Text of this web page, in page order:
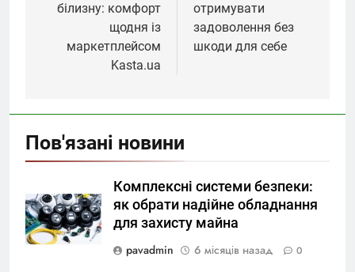
білизну: комфорт
щодня із
маркетплейсом
Kasta.ua
отримувати
задоволення без
шкоди для себе
Пов'язані новини
Комплексні системи безпеки:
як обрати надійне обладнання
для захисту майна
pavadmin
6 місяців назад 0